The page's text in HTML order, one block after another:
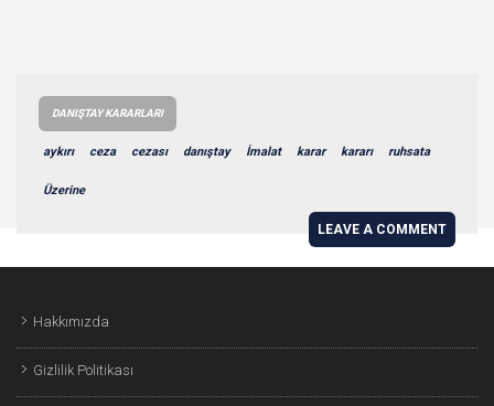
DANIŞTAY KARARLARI
aykırı ceza cezası danıştay İmalat karar kararı ruhsata
Üzerine
LEAVE A COMMENT
Hakkımızda
Gizlilik Politikası